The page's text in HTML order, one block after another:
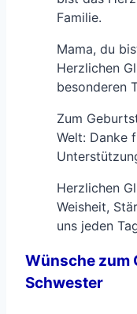
Familie.
Mama, du
Herzlichen
besonderen
Zum
Welt: Danke
Herzlichen
Weisheit,
uns jeden
Wünsche zum
Schwester